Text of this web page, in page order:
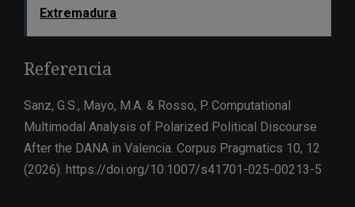
Extremadura
Referencia
Sanz, G.S., Mayo, M.A. & Rosso, P. Computational
Multimodal Analysis of Polarized Political Discourse
After the DANA in Valencia. Corpus Pragmatics 10, 12
(2026). https://doi.org/10.1007/s41701-025-00213-5